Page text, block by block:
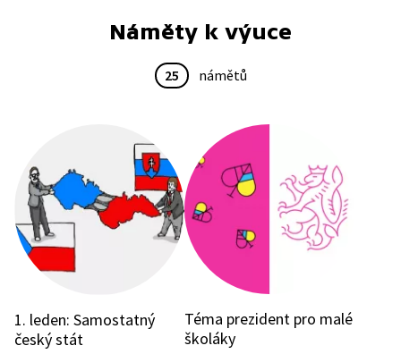
Náměty k výuce
25 námětů
1. leden: Samostatný
český stát
Téma prezident pro malé
školáky